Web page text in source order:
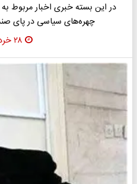
در این بسته خبری اخبار مربوط
چهره‌های سیاسی در پای
۲۸ خرداد ۱۴۰۰